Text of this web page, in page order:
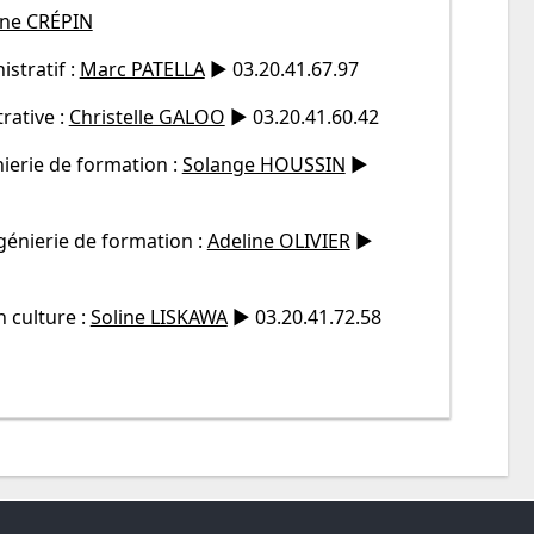
CRÉPIN
: Marc PATELLA► 03.20.41.67.97
: Christelle GALOO ► 03.20.41.60.42
de formation : Solange HOUSSIN ►
de formation : Adeline OLIVIER►
culture : Soline LISKAWA► 03.20.41.72.58